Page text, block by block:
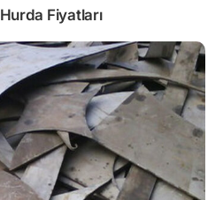
Hurda Fiyatları